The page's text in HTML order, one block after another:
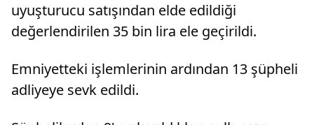
uyuşturucu satışından elde edildiği
değerlendirilen 35 bin lira ele geçirildi.
Emniyetteki işlemlerinin ardından 13 şüpheli
adliyeye sevk edildi.